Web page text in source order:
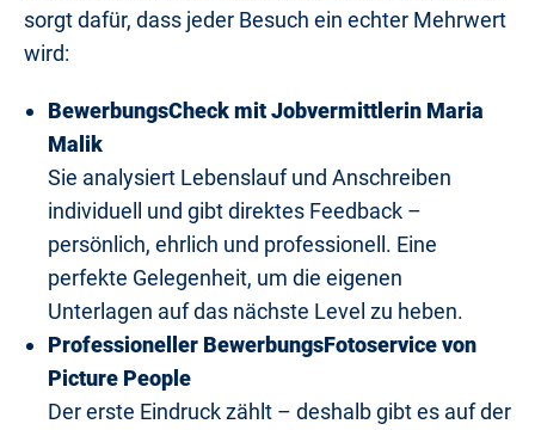
sorgt dafür, dass jeder Besuch ein echter Mehrwert
wird:
BewerbungsCheck mit Jobvermittlerin Maria
Malik
Sie analysiert Lebenslauf und Anschreiben
individuell und gibt direktes Feedback –
persönlich, ehrlich und professionell. Eine
perfekte Gelegenheit, um die eigenen
Unterlagen auf das nächste Level zu heben.
Professioneller BewerbungsFotoservice von
Picture People
Der erste Eindruck zählt – deshalb gibt es auf der